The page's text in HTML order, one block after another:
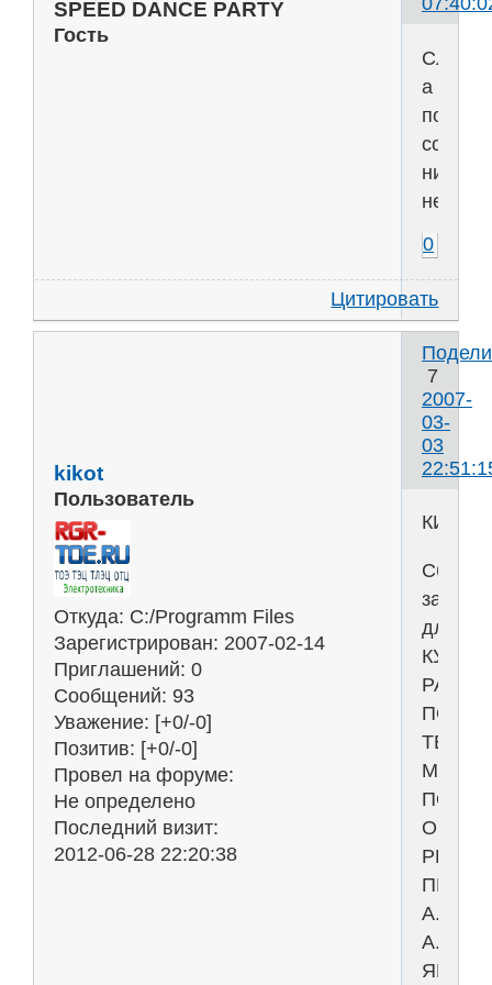
SPEED DANCE PARTY
Гость
а
по
ничего
нет?
0
Цитировать
7
2007-
03-
03
kikot
Пользователь
Откуда: C:/Programm Files
Зарегистрирован: 2007-02-14
Приглашений: 0
Сообщений: 93
Уважение: [+0/-0]
Позитив: [+0/-0]
Провел на форуме:
Не определено
Последний визит:
2012-06-28 22:20:38
для
РАБОТ
ПО
ПОД
ПРОФ.
А.
А.